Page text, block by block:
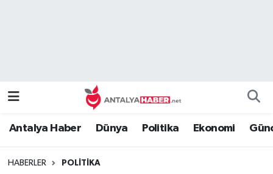
Antalya Haber Dünya Politika Ekonomi
HABERLER POLITIKA
Namaz Vakitleri